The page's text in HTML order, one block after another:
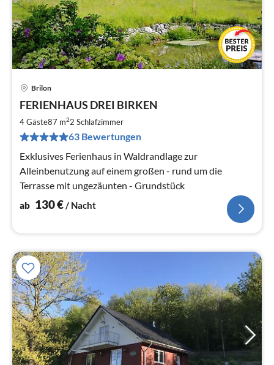
Brilon
FERIENHAUS DREI BIRKEN
4 Gäste87 m22 Schlafzimmer
63 Bewertungen
Exklusives Ferienhaus in Waldrandlage zur
Alleinbenutzung auf einem großen - rund um die
Terrasse mit ungezäunten - Grundstück
ab 130€/ Nacht